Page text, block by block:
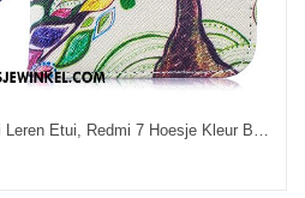
Redmi 7 Hoesje Anti-fall Mini Leren Etui, Redmi 7 Hoesje Kleur Bescherming Beige